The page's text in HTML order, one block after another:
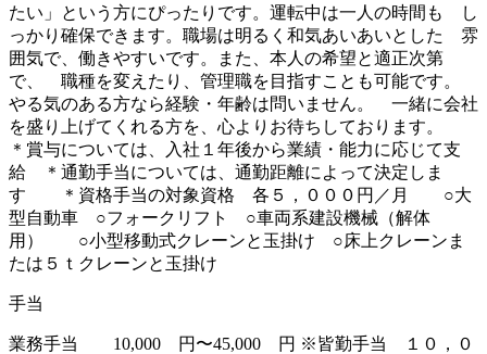
たい」という方にぴったりです。運転中は一人の時間も し
っかり確保できます。職場は明るく和気あいあいとした 雰
囲気で、働きやすいです。また、本人の希望と適正次第
で、 職種を変えたり、管理職を目指すことも可能です。
やる気のある方なら経験・年齢は問いません。 一緒に会社
を盛り上げてくれる方を、心よりお待ちしております。
＊賞与については、入社１年後から業績・能力に応じて支
給 ＊通勤手当については、通勤距離によって決定しま
す ＊資格手当の対象資格 各５，０００円／月 ○大
型自動車 ○フォークリフト ○車両系建設機械（解体
用） ○小型移動式クレーンと玉掛け ○床上クレーンま
たは５ｔクレーンと玉掛け
手当
業務手当 10,000 円〜45,000 円 ※皆勤手当 １０，０